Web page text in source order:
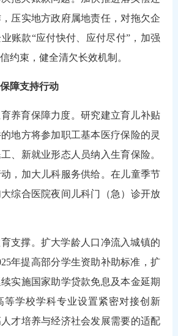
压实地方政府属地责任，对拖欠企
账款“应付快付、应付尽付”，加强
约束，健全清欠长效机制。
障支持行动
育养育保障力度。研究建立育儿补贴
地方将参加职工基本医疗保险的灵
、新就业形态人员纳入生育保险。
，加大儿科服务供给。在儿童季节
综合医院夜间儿科门（急）诊开放
育支撑。扩大学龄人口净流入城镇的
年提高部分学生资助补助标准，扩
实施国家助学贷款免息及本金延期
等学校学科专业设置紧密对接创新
才培养与经济社会发展需要的适配